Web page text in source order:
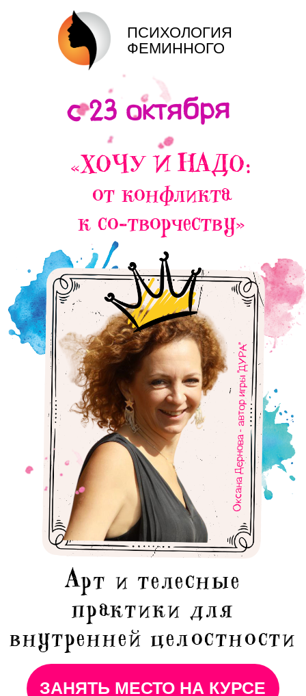
Арт и телесные
практики для
внутренней целостности
ПСИХОЛОГИЯ
ФЕМИННОГО
«ХОЧУ И НАДО:
от конфликта
к со-творчеству»
ЗАНЯТЬ МЕСТО НА КУРСЕ
Оксана Дернова - автор игры "ДУРА"
с 23 октября
УЗНАЕШЬ НА АВТОРСКОМ КУРСЕ
Устала от внутренней борьбы между
«надо» и «хочу»?
Пора превратить конфликт в со-
творчество. Ты не должна выбирать
между дисциплиной и спонтанностью
— ты можешь иметь и то, и другое. И
даже больше…КАК?